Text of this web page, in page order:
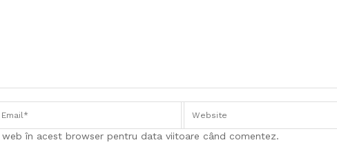
în acest browser pentru data viitoare când comentez.